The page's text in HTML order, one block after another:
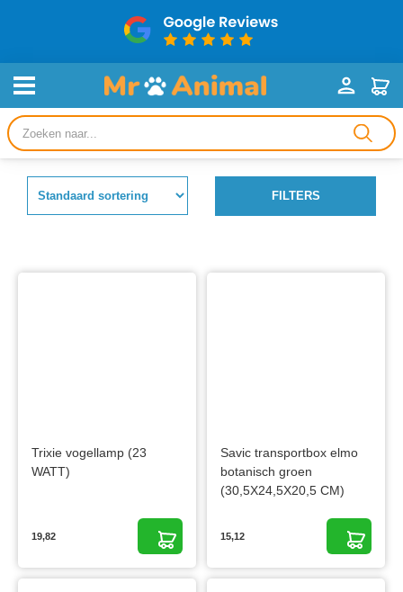
Producten
zoeken
FILTERS
Trixie vogellamp (23
WATT)
19,82
Savic transportbox elmo
botanisch groen
(30,5X24,5X20,5 CM)
15,12